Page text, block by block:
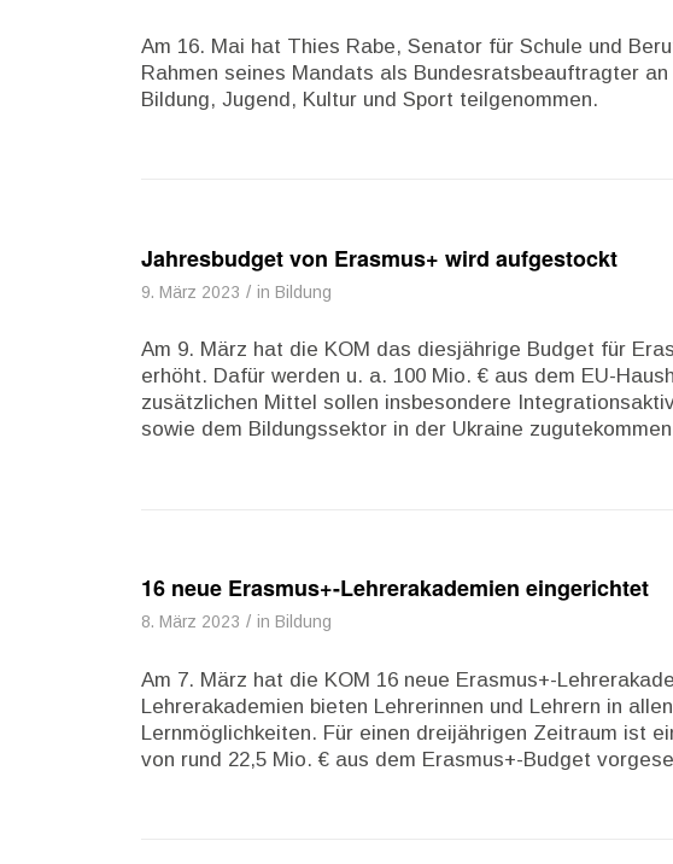
Am 16. Mai hat Thies Rabe, Senator für Schule und
Rahmen seines Mandats als Bundesratsbeauftragter
Bildung, Jugend, Kultur und Sport teilgenommen.
Jahresbudget von Erasmus+ wird aufgestockt
9. März 2023 / in Bildung
Am 9. März hat die KOM das diesjährige Budget für
erhöht. Dafür werden u. a. 100 Mio. € aus dem EU-
zusätzlichen Mittel sollen insbesondere
sowie dem Bildungssektor in der Ukraine
16 neue Erasmus+-Lehrerakademien eingerichtet
8. März 2023 / in Bildung
Am 7. März hat die KOM 16 neue Erasmus+-
Lehrerakademien bieten Lehrerinnen und Lehrern in
Lernmöglichkeiten. Für einen dreijährigen Zeitraum ist
von rund 22,5 Mio. € aus dem Erasmus+-Budget